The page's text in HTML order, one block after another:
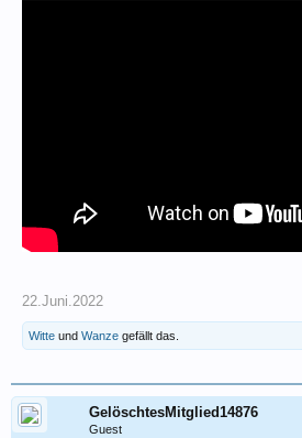
22.Juni.2022
Witte und Wanze gefällt das.
GelöschtesMitglied14876
Guest